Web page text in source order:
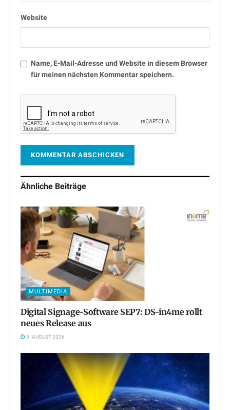
Website
Name, E-Mail-Adresse und Website in diesem Browser
für meinen nächsten Kommentar speichern.
Ähnliche Beiträge
MULTIMEDIA
Digital Signage-Software SEP7: DS-in4me rollt
neues Release aus
3. AUGUST 2026